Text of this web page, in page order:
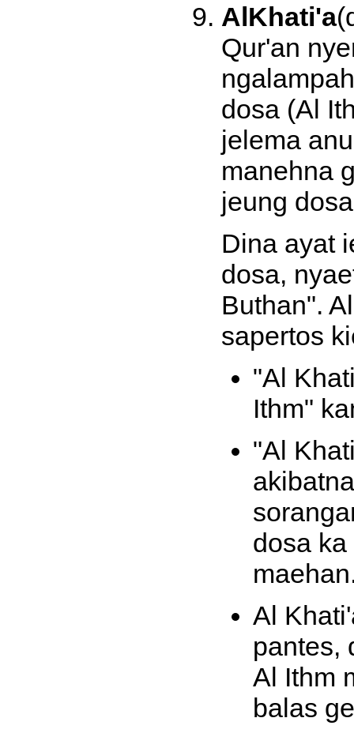
AlKhati'a
Qur'an
dosa (Al
jelema
manehna
jeung
Dina ayat
dosa,
Buthan".
sapertos
"Al
Ithm"
"Al
dosa
Al
pantes,
Al Ithm
balas